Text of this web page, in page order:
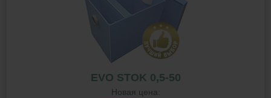
EVO STOK 0,5-50
Новая цена: